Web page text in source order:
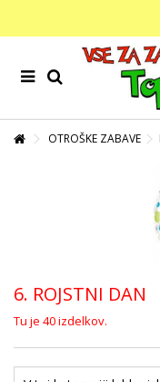
OTROŠKE ZABAVE
6. ROJSTNI DAN
Tu je 40 izdelkov.